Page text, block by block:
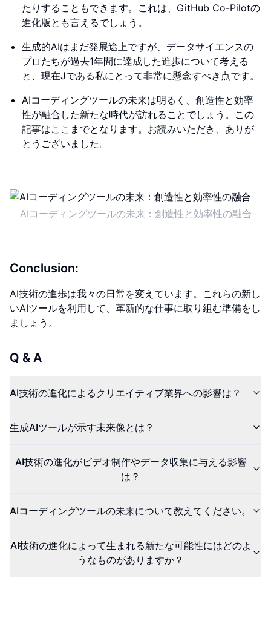
たりすることもできます。これは、GitHub Co-Pilotの
進化版とも言えるでしょう。
生成的AIはまだ発展途上ですが、データサイエンスの
プロたちが過去1年間に達成した進歩について考える
と、現在Jである私にとって非常に懸念すべき点です。
AIコーディングツールの未来は明るく、創造性と効率
性が融合した新たな時代が訪れることでしょう。この
記事はここまでとなります。お読みいただき、ありが
とうございました。
AIコーディングツールの未来：創造性と効率性の融合
Conclusion:
AI技術の進歩は我々の日常を変えています。これらの新し
いAIツールを利用して、革新的な仕事に取り組む準備をし
ましょう。
Q & A
AI技術の進化によるクリエイティブ業界への影響は？
生成AIツールが示す未来像とは？
AI技術の進化がビデオ制作やデータ収集に与える影響
は？
AIコーディングツールの未来について教えてください。
AI技術の進化によって生まれる新たな可能性にはどのよ
うなものがありますか？